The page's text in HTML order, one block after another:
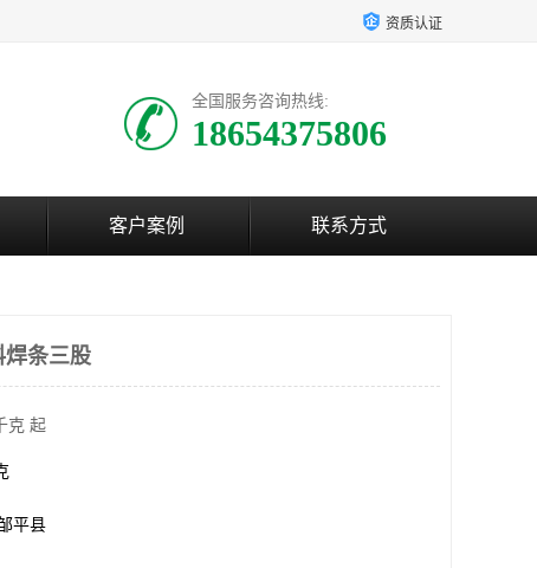
资质认证
全国服务咨询热线:
18654375806
客户案例 联系方式
焊条三股
克 起
平县